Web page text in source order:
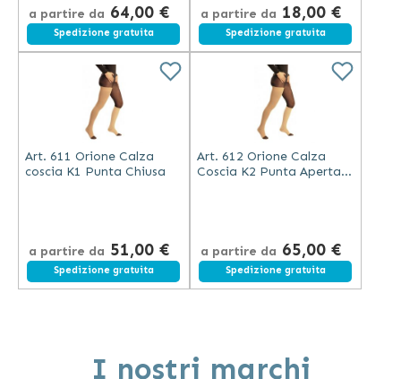
a partire da 64,00 €
Spedizione gratuita
a partire da 18,00 €
Spedizione gratuita
Art. 611 Orione Calza
coscia K1 Punta Chiusa
a partire da 51,00 €
Spedizione gratuita
Art. 612 Orione Calza
Coscia K2 Punta Aperta
a partire da 65,00 €
Spedizione gratuita
I nostri marchi